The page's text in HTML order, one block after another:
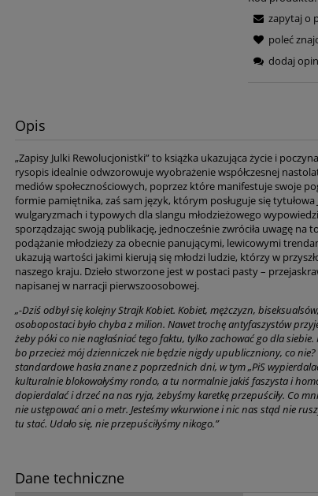
zapytaj o
poleć
dodaj
Opis
„Zapisy Julki Rewolucjonistki” to książka ukazująca życie i
rysopis idealnie odwzorowuje wyobrażenie współczesnej
mediów społecznościowych, poprzez które manifestuje swoje
formie pamiętnika, zaś sam język, którym posługuje się tytułowa
wulgaryzmach i typowych dla slangu młodzieżowego
sporządzając swoją publikację, jednocześnie zwróciła uwagę na
podążanie młodzieży za obecnie panującymi, lewicowymi
ukazują wartości jakimi kierują się młodzi ludzie, którzy w
naszego kraju. Dzieło stworzone jest w postaci pasty –
napisanej w narracji pierwszoosobowej.
„-Dziś odbył się kolejny Strajk Kobiet. Kobiet, mężczyzn,
osobopostaci było chyba z milion. Nawet trochę antyfaszystów
żeby póki co nie nagłaśniać tego faktu, tylko zachować go dla
bo przecież mój dzienniczek nie będzie nigdy upubliczniony, co nie?
standardowe hasła znane z poprzednich dni, w tym „PiS
kulturalnie blokowałyśmy rondo, a tu normalnie jakiś faszysta i
dopierdalać i drzeć na nas ryja, żebyśmy karetkę przepuściły. Co
nie ustępować ani o metr. Jesteśmy wkurwione i nic nas stąd nie
tu stać. Udało się, nie przepuściłyśmy nikogo.”
Dane techniczne